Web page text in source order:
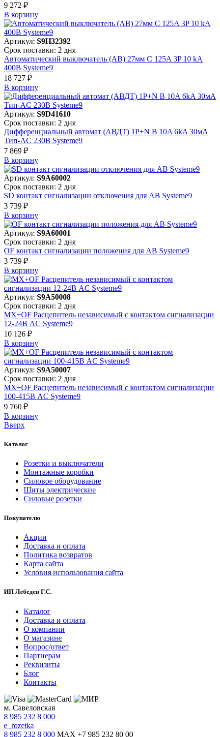
9 272 ₽
В корзинy
Артикул: S9H32392
Срок поставки: 2 дня
Автоматический выключатель (АВ) 27мм C 125A 3P 10 kA
400В Systeme9
18 727 ₽
В корзинy
Артикул: S9D41610
Срок поставки: 2 дня
Дифференциальный автомат (АВДТ) 1P+N B 10A 6kA 30мА
Тип-AC 230В Systeme9
7 869 ₽
В корзинy
Артикул: S9A60002
Срок поставки: 2 дня
SD контакт сигнализации отключения для АВ Systeme9
3 739 ₽
В корзинy
Артикул: S9A60001
Срок поставки: 2 дня
OF контакт сигнализации положения для АВ Systeme9
3 739 ₽
В корзинy
Артикул: S9A50008
Срок поставки: 2 дня
MX+OF Расцепитель независимый с контактом сигнализации
12-24В AC Systeme9
10 126 ₽
В корзинy
Артикул: S9A50007
Срок поставки: 2 дня
MX+OF Расцепитель независимый с контактом сигнализации
100-415В AC Systeme9
9 760 ₽
В корзинy
Вверх
Каталог
Розетки и выключатели
Монтажные коробки
Силовое оборудование
Щиты электрические
Силовые розетки
Покупателю
Акции
Доставка и оплата
Политика возвратов
Карта сайта
Условия использования сайта
ИП Лебедев Г.С.
Каталог
Доставка и оплата
О компании
О магазине
Вопрос/ответ
Партнерам
Реквизиты
Блог
Контакты
м. Савеловская
8 985 232 8 000
e_rozetka
8 985 232 8 000 MAX +7 985 232 80 00